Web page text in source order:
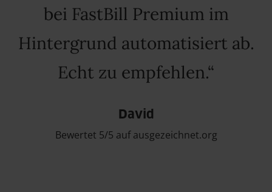
bei FastBill Premium im
Hintergrund automatisiert ab.
Echt zu empfehlen.
David
Bewertet 5/5 auf ausgezeichnet.org